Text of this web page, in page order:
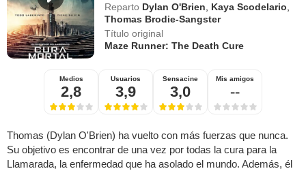
Reparto Dylan O'Brien Kaya Scodelario
Thomas Brodie-Sangster
Título original
Maze Runner: The Death Cure
Medios
2,8
Usuarios
3,9
Sensacine
3,0
Mis amigos
--
Thomas (Dylan O'Brien) ha vuelto con más fuerzas que nunca.
Su objetivo es encontrar de una vez por todas la cura para la
Llamarada, la enfermedad que ha asolado el mundo. Además, él